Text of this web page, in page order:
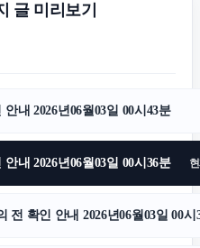
이혼전문변호사
글 미리보기
내 2026년06월03일 00시43분
내 2026년06월03일 00시36분
전 확인 안내 2026년06월03일 00시